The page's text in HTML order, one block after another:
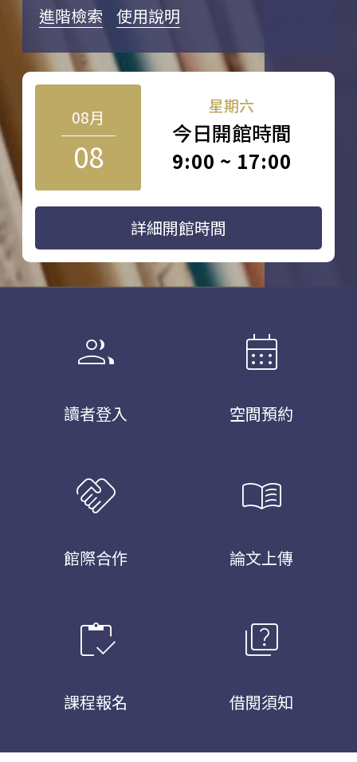
進階檢索 使用說明
08月
08
星期六
今日開館時間
9:00 ~ 17:00
詳細開館時間
group
讀者登入
calendar_month
空間預約
handshake
館際合作
menu_book
論文上傳
inventory
課程報名
quiz
借閱須知